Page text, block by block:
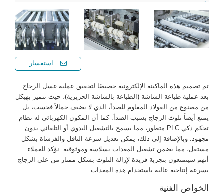
استفسار
تم تصميم هذه الماكينة الإلكترونية خصيصًا لتحقيق عملية غسل الزجاج
بعد عملية طباعة الشاشة (الطباعة بالشاشة الحريرية)، حيث تتميز بهيكل
من مصنوع من الفولاذ المقاوم للصدأ، الذي لا يضيف جمالاً فحسب، بل
يمنع أيضاً تلوث الزجاج بسبب الصدأ. كما أن المكون الكهربائي له نظام
تحكم ذكي PLC متطور، مما يسمح بالتشغيل اليدوي أو التلقائي بدون
مجهود. وبالإضافة إلى ذلك، يمكن تعديل سرعة الناقل والفرشاة بشكل
مستقل، مما يضمن تشغيل المعدات بسلاسة وموثوقية. نؤكد للعملاء
أنهم سيتمتعون بتجربة فريدة لإزالة التلوث بشكل ممتاز من على الزجاج
بسرعة إنتاجية عالية باستخدام هذه المعدات.
الخواص الفنية